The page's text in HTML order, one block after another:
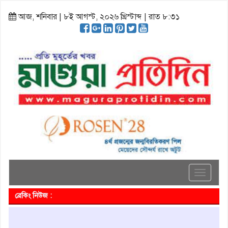
আজ, শনিবার | ৮ই আগস্ট, ২০২৬ খ্রিস্টাব্দ | রাত ৮:৩১
Toggle
ব্রেকিং নিউজ :